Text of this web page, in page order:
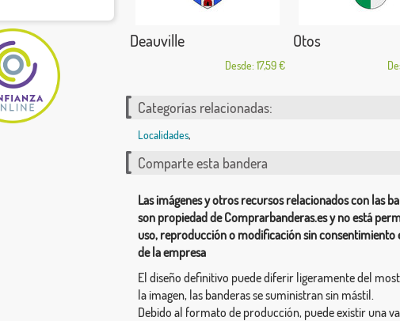
Deauville
Desde: 17,59 €
Otos
Categorías relacionadas:
Localidades,
Comparte esta bandera
Las imágenes y otros recursos relacionados con las
son propiedad de Comprarbanderas.es y no está
uso, reproducción o modificación sin consentimiento
de la empresa
El diseño definitivo puede diferir ligeramente del
la imagen, las banderas se suministran sin mástil.
Debido al formato de producción, puede existir una